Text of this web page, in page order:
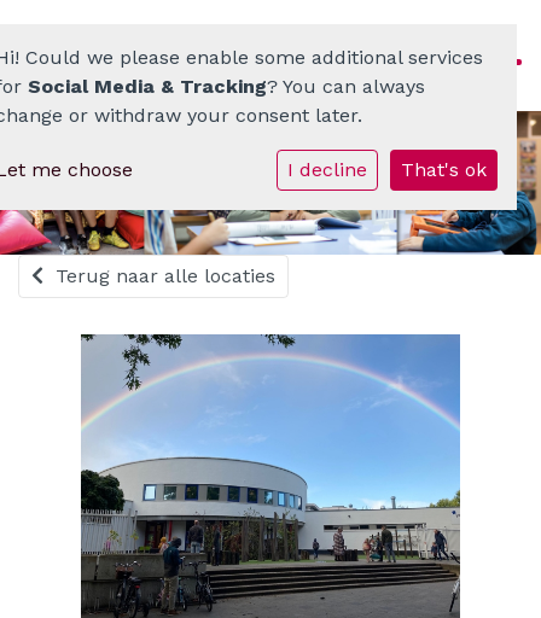
Homepage
ATO-scholenkring
Ons onderwijs
Onze scholen
Werken bij
Documenten • Praktisch
Contact
Terug naar alle locaties
Could we please enable some additional services
Social Media & Tracking? You can always
or withdraw your consent later.
me choose I decline That's ok